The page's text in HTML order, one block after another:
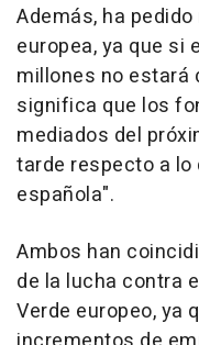
Además, ha
europea, ya que si
millones no estará
significa que los
mediados del
tarde respecto a
española".
Ambos han
de la lucha contra
Verde europeo, ya